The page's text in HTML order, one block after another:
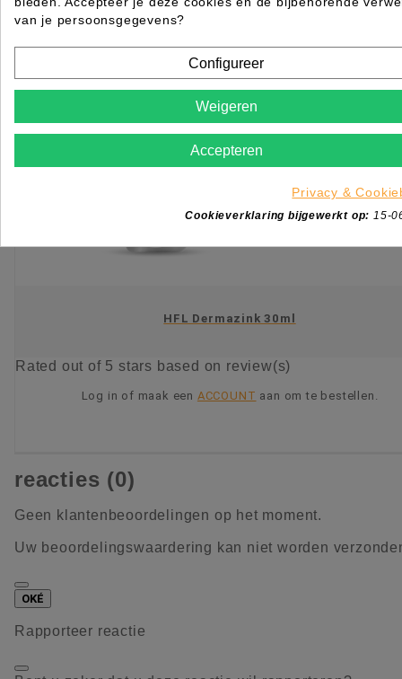
HFL Dermazink 30ml
Rated out of 5 stars based on review(s)
Log in of maak een ACCOUNT aan om te bestellen.
reacties (0)
Geen klantenbeoordelingen op het moment.
Uw beoordelingswaardering kan niet worden
OKÉ
Rapporteer reactie
van je persoonsgegevens?
Configureer
Weigeren
Accepteren
Privacy &
Cookieverklaring bijgewerkt op: 15-